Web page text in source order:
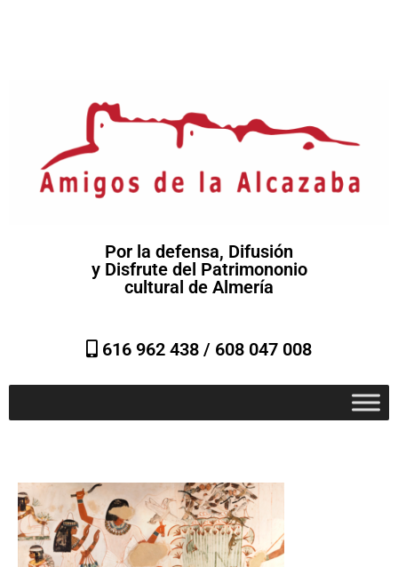
Por la defensa, Difusión
y Disfrute del Patrimononio
cultural de Almería
616 962 438 / 608 047 008